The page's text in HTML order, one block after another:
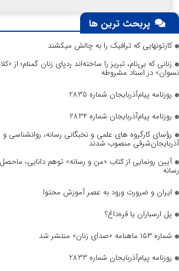
پربحث ترین ها
کارتونهایی که ترافیک را به چالش میکشند
زنانی که بی‌نام، تبریز را ساخته‌اند ردپای زنان گمنام؛ از
نسوان» در اسناد مشروطه
روزنامه پیام‌آذربایجان شماره 2835
روزنامه پیام‌آذربایجان شماره 2834
رؤسای کارگروه های علمی و نخبگانی رسانه، روانشناسی و
آذربایجان‌شرقی منصوب شدند
آیین رونمایی از کتاب «من و رسانه» توهم دانایی،
رسانه
ایران و ضرورت ورود به عصر آموزش محتوا
پل ارسباران یا قره‌داغ؟
شماره ۱۵۳ ماهنامه «صدای زنان» منتشر شد
روزنامه پیام‌آذربایجان شماره 2833